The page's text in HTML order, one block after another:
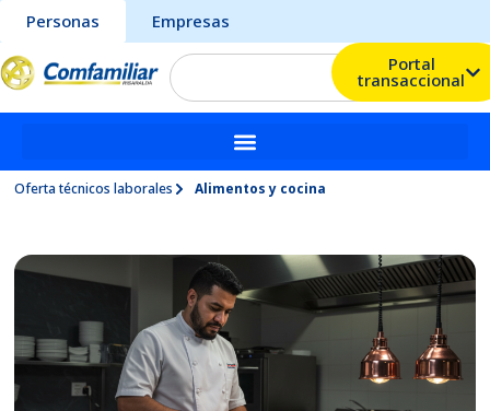
Personas
Empresas
Portal
transaccional
Oferta técnicos laborales Alimentos y cocina